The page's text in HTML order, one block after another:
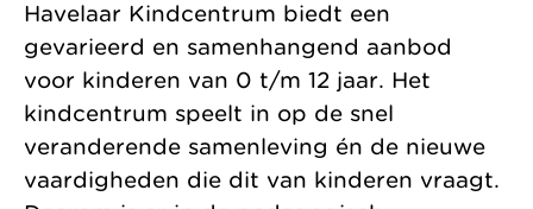
Havelaar Kindcentrum biedt een
gevarieerd en samenhangend aanbod
voor kinderen van 0 t/m 12 jaar. Het
kindcentrum speelt in op de snel
veranderende samenleving én de nieuwe
vaardigheden die dit van kinderen vraagt.